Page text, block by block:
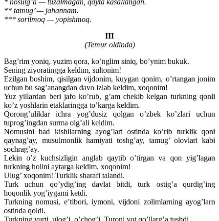
* nosulg’a — tuzalmagan, qayta kasallangan.
** tamug’ — jahannam.
*** sorilmoq — yopishmoq.
III
(Temur oldinda)
Bag’rim yoniq, yuzim qora, ko’nglim siniq, bo’ynim bukuk.
Sening ziyoratingga keldim, sultonim!
Ezilgan boshim, qisilgan vijdonim, kuygan qonim, o’rtangan jonim
uchun bu sag’anangdan davo izlab keldim, xoqonim!
Yuz yillardan beri jafo ko’rub, g’am chekib kelgan turkning qonli
ko’z yoshlarin etaklaringga to’karga keldim.
Qorong’uliklar ichra yog’dusiz qolgan o’zbek ko’zlari uchun
tuprog’ingdan surma olg’ali keldim.
Nomusini bad kishilarning ayog’lari ostinda ko’rib turklik qoni
qaynag’ay, musulmonlik hamiyati toshg’ay, tamug’ olovlari kabi
sochrag’ay.
Lekin o’z kuchsizligin anglab qaytib o’tirgan va qon yig’lagan
turkning holini aytarga keldim, xoqonim!
Ulug’ xoqonim! Turklik sharafi talandi.
Turk uchun qo’ydig’ing davlat bitdi, turk ostig’a qurdig’ing
hoqonlik yog’iygami ketdi.
Turkning nomusi, e’tibori, iymoni, vijdoni zolimlarning ayog’larn
ostinda qoldi.